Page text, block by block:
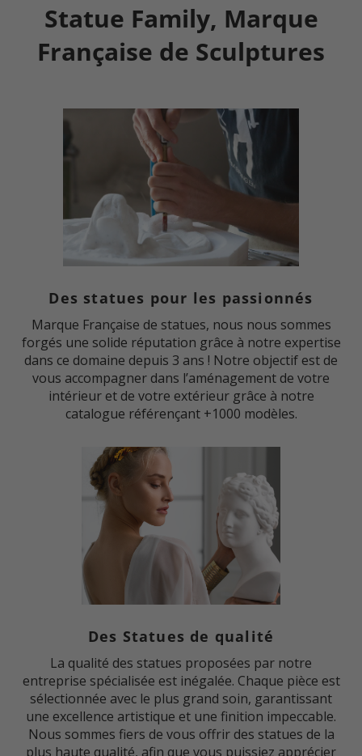
Statue Family, Marque
Française de Sculptures
Des statues pour les passionnés
Marque Française de statues, nous nous sommes
forgés une solide réputation grâce à notre expertise
dans ce domaine depuis 3 ans ! Notre objectif est de
vous accompagner dans l’aménagement de votre
intérieur et de votre extérieur grâce à notre
catalogue référençant +1000 modèles.
Des Statues de qualité
La qualité des statues proposées par notre
entreprise spécialisée est inégalée. Chaque pièce est
sélectionnée avec le plus grand soin, garantissant
une excellence artistique et une finition impeccable.
Nous sommes fiers de vous offrir des statues de la
plus haute qualité, afin que vous puissiez apprécier